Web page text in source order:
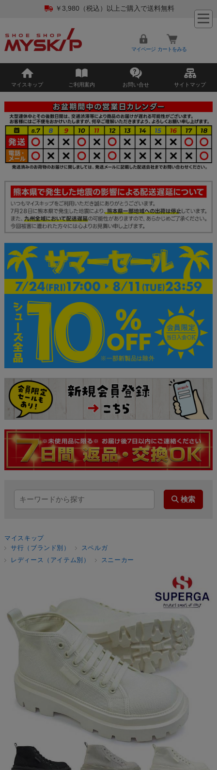
￥3,980（税込）以上ご購入で送料無料
マイページ カートをみる
マイスキップ ご利用案内 お問い合せ サイトマップ
マイスキップ
サ行（ブランド別）
スペルガ
レディース（アイテム別）
スニーカー